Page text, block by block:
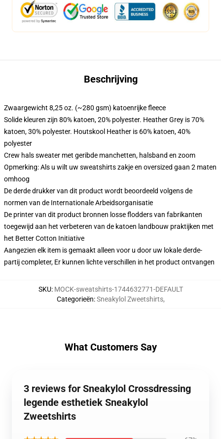
Beschrijving
Zwaargewicht 8,25 oz. (~280 gsm) katoenrijke fleece
Solide kleuren zijn 80% katoen, 20% polyester. Heather Grey is 70%
katoen, 30% polyester. Houtskool Heather is 60% katoen, 40%
polyester
Crew hals sweater met geribde manchetten, halsband en zoom
Opmerking: Als u wilt uw sweatshirts zakje en oversized gaan 2 maten
omhoog
De derde drukker van dit product wordt beoordeeld volgens de
normen van de Internationale Arbeidsorganisatie
De printer van dit product bronnen losse flodders van fabrikanten
toegewijd aan het verbeteren van de katoen landbouw praktijken met
het Better Cotton Initiative
Aangezien elk item is gemaakt alleen voor u door uw lokale derde-
partij completer, Er kunnen lichte verschillen in het product ontvangen
SKU: MOCK-sweatshirts-1744632771-DEFAULT
Categorieën:Sneakylol Zweetshirts,
What Customers Say
3 reviews for Sneakylol Crossdressing
legende esthetiek Sneakylol
Zweetshirts